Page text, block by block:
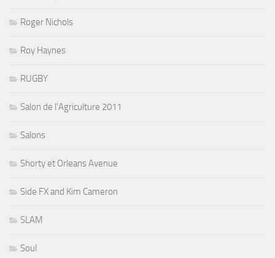
Roger Nichols
Roy Haynes
RUGBY
Salon de l'Agriculture 2011
Salons
Shorty et Orleans Avenue
Side FX and Kim Cameron
SLAM
Soul